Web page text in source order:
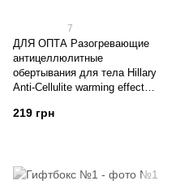
7
ДЛЯ ОПТА Разогревающие
антицеллюлитные
обертывания для тела Hillary
Anti-Cellulite warming effect
219 грн